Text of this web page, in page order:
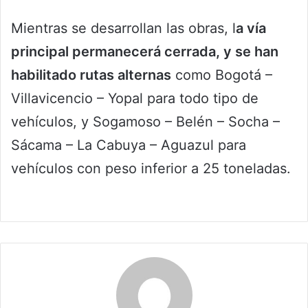
Mientras se desarrollan las obras, la vía
principal permanecerá cerrada, y se han
habilitado rutas alternas como Bogotá –
Villavicencio – Yopal para todo tipo de
vehículos, y Sogamoso – Belén – Socha –
Sácama – La Cabuya – Aguazul para
vehículos con peso inferior a 25 toneladas.